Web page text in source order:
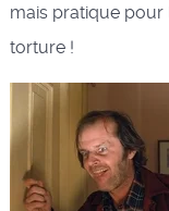
mais pratique
torture !